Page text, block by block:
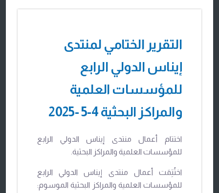
التقرير الختامي لمنتدى
إيناس الدولي الرابع
للمؤسسات العلمية
والمراكز البحثية 4-5 -2025
اختتام أعمال منتدى إيناس الدولي الرابع
للمؤسسات العلمية والمراكز البحثية.
اختُتِمَت أعمال منتدى إيناس الدولي الرابع
للمؤسسات العلمية والمراكز البحثية الموسوم: